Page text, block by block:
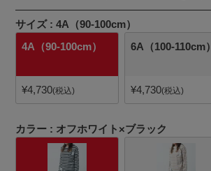
サイズ
4A（90-100cm）
4A（90-100cm）
¥4,730 税込
6A（100-110cm）
¥4,730 税込
カラー オフホワイト×ブラック